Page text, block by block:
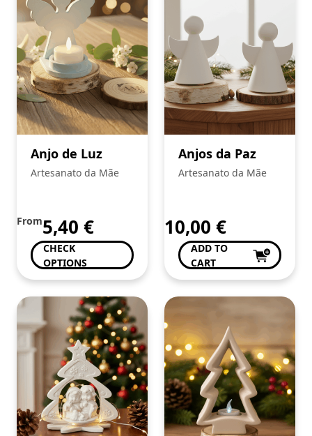
Anjo de Luz
Artesanato da Mãe
From5,40 €
CHECK
OPTIONS
Anjos da Paz
Artesanato da Mãe
10,00 €
ADD TO
CART